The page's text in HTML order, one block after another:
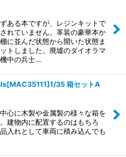
ある本ですが、レジンキットで
れていません。革装の豪華本か
に並んだ状態から開いた状態ま
トしました。廃墟のダイオラマ
中の兵士…
35 箱セットA
心に木製や金属製の様々な箱を
建物内に配置するのはもちろ
入れとして車両に積み込んでも